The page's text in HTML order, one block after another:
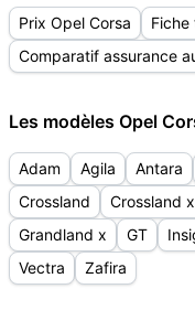
Prix Opel Corsa
Fiche
Comparatif assurance
Les modèles Opel
Adam Agila Antara
Crossland
Crossland x
Grandland x
GT
Vectra
Zafira